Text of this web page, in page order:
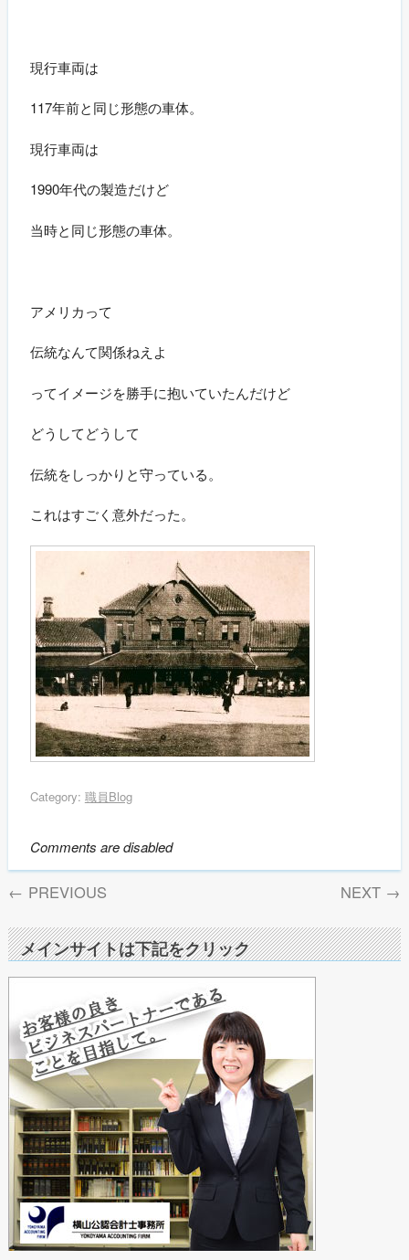
現行車両は
117年前と同じ形態の車体。
現行車両は
1990年代の製造だけど
当時と同じ形態の車体。
アメリカって
伝統なんて関係ねえよ
ってイメージを勝手に抱いていたんだけど
どうしてどうして
伝統をしっかりと守っている。
これはすごく意外だった。
Category: 職員Blog
Comments are disabled
← PREVIOUS NEXT →
メインサイトは下記をクリック